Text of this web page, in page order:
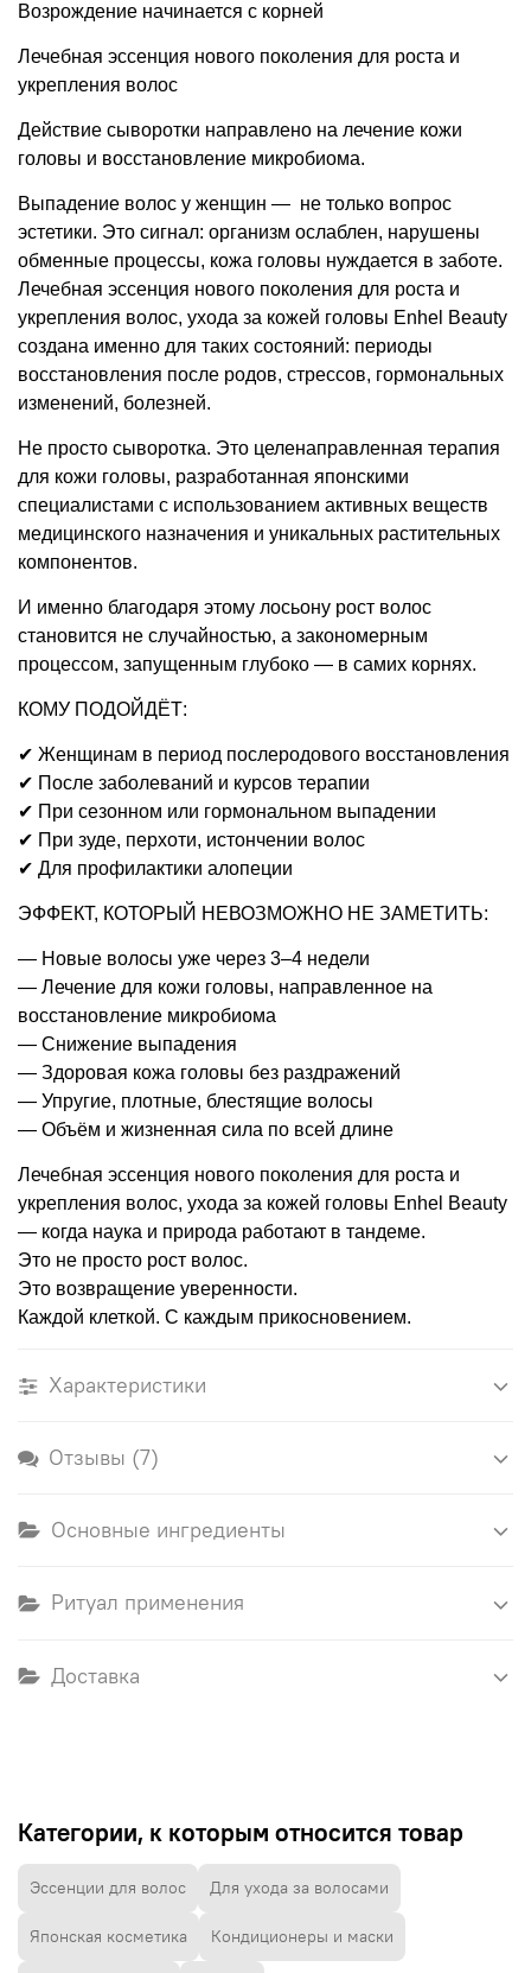
Возрождение начинается с корней
Лечебная эссенция нового поколения для роста и
укрепления волос
Действие сыворотки направлено на лечение кожи
головы и восстановление микробиома.
Выпадение волос у женщин — не только вопрос
эстетики. Это сигнал: организм ослаблен, нарушены
обменные процессы, кожа головы нуждается в заботе.
Лечебная эссенция нового поколения для роста и
укрепления волос, ухода за кожей головы Enhel Beauty
создана именно для таких состояний: периоды
восстановления после родов, стрессов, гормональных
изменений, болезней.
Не просто сыворотка. Это целенаправленная терапия
для кожи головы, разработанная японскими
специалистами с использованием активных веществ
медицинского назначения и уникальных растительных
компонентов.
И именно благодаря этому лосьону рост волос
становится не случайностью, а закономерным
процессом, запущенным глубоко — в самих корнях.
КОМУ ПОДОЙДЁТ:
✔ Женщинам в период послеродового восстановления
✔ После заболеваний и курсов терапии
✔ При сезонном или гормональном выпадении
✔ При зуде, перхоти, истончении волос
✔ Для профилактики алопеции
ЭФФЕКТ, КОТОРЫЙ НЕВОЗМОЖНО НЕ ЗАМЕТИТЬ:
— Новые волосы уже через 3–4 недели
— Лечение для кожи головы, направленное на
восстановление микробиома
— Снижение выпадения
— Здоровая кожа головы без раздражений
— Упругие, плотные, блестящие волосы
— Объём и жизненная сила по всей длине
Лечебная эссенция нового поколения для роста и
укрепления волос, ухода за кожей головы Enhel Beauty
— когда наука и природа работают в тандеме.
Это не просто рост волос.
Это возвращение уверенности.
Каждой клеткой. С каждым прикосновением.
Характеристики
Отзывы (7)
Основные ингредиенты
Ритуал применения
Доставка
Категории, к которым относится товар
Эссенции для волос Для ухода за волосами
Японская косметика Кондиционеры и маски